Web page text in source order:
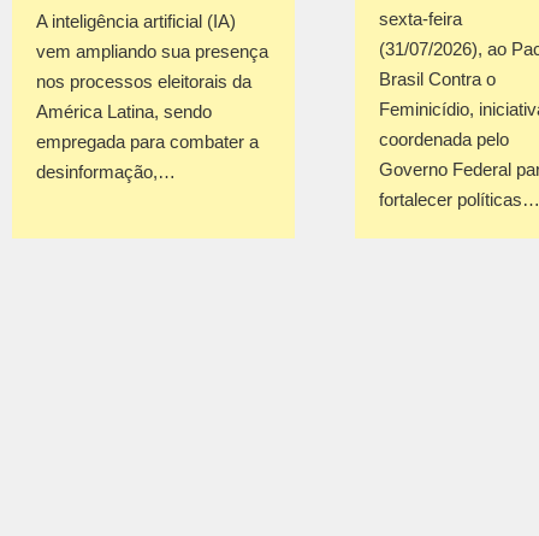
A inteligência artificial (IA)
vem ampliando sua presença
nos processos eleitorais da
América Latina, sendo
empregada para combater a
desinformação,…
sexta-feira
(31/07/2026), ao
Brasil Contra o
Feminicídio,
coordenada pelo
Governo Federal
fortalecer políticas…